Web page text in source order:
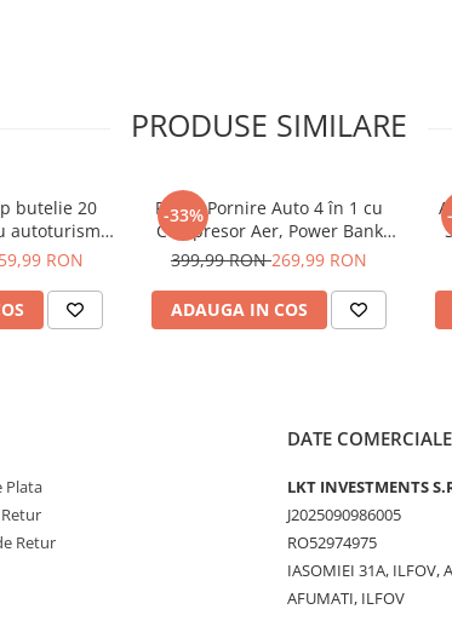
PRODUSE SIMILARE
butelie 20
autoturisme,
pentru
personal.
RON
-33%
Robot Pornire Auto 4 în 1 cu
Compresor Aer, Power Bank
8400mAh, Lanternă LED și
399,99 RON269,99 RON
ADAUGA IN COS
Plata
Retur
DATE COMERCIALE
LKT INVESTMENTS
J2025090986005
RO52974975
IASOMIEI 31A, ILFOV,
AFUMATI, ILFOV